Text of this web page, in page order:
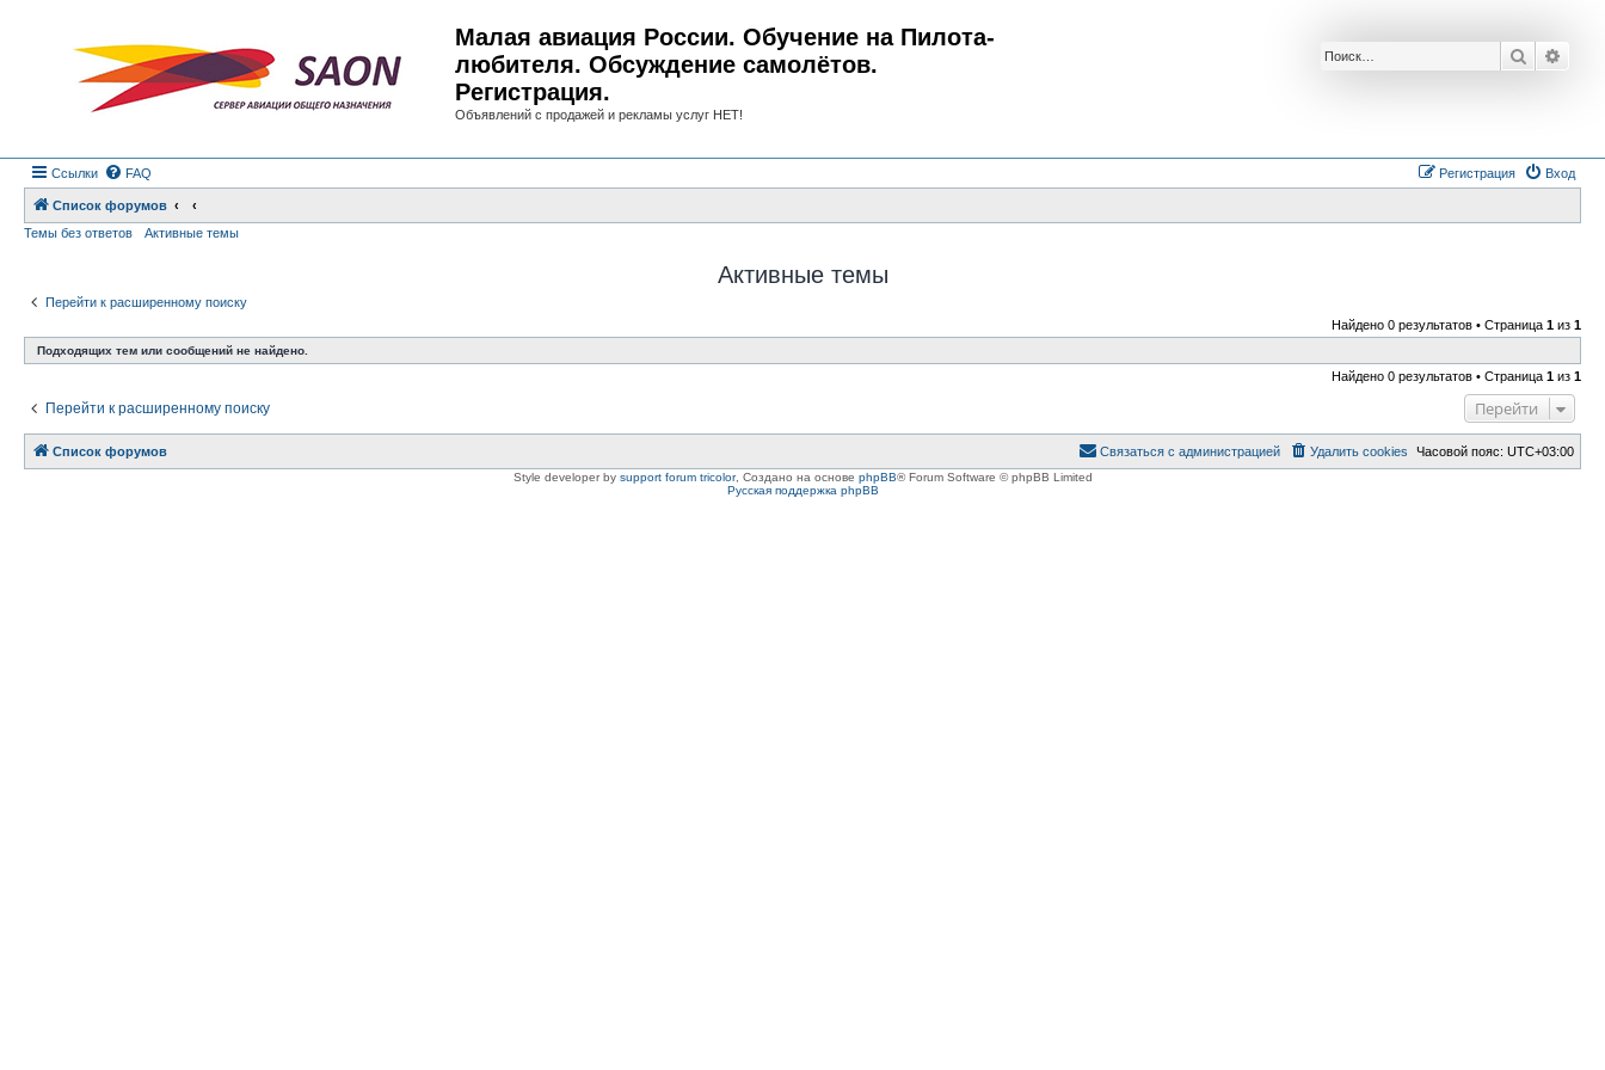
Малая авиация России. Обучение на Пилота-
любителя. Обсуждение самолётов.
Регистрация.
Объявлений с продажей и рекламы услуг НЕТ!
Поиск
Ссылки FAQ Вход
Регистрация
Список форумов
Темы без ответов
Активные темы
Активные темы
Перейти к расширенному поиску
Найдено 0 результатов • Страница 1 из 1
Подходящих тем или сообщений не найдено.
Найдено 0 результатов • Страница 1 из 1
Перейти к расширенному поиску Перейти
Список форумов Часовой пояс: UTC+03:00
Удалить cookies
Связаться с администрацией
Style developer by support forum tricolor, Создано на основе phpBB® Forum Software © phpBB Limited
Русская поддержка phpBB